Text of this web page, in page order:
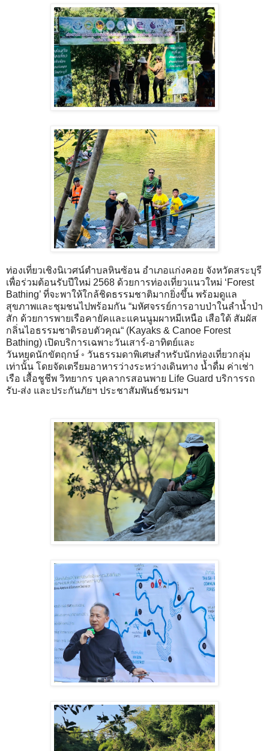
ท่องเที่ยวเชิงนิเวศน์ตำบลหินซ้อน อำเภอแก่งคอย จังหวัดสระบุรี
เพื่อร่วมต้อนรับปีใหม่ 2568 ด้วยการท่องเที่ยวแนวใหม่ ‘Forest
Bathing’ ที่จะพาให้ใกล้ชิดธรรมชาติมากยิ่งขึ้น พร้อมดูแล
สุขภาพและชุมชนไปพร้อมกัน “มหัศจรรย์การอาบป่าในลำน้ำป่า
สัก ด้วยการพายเรือคายัคและแคนนูมผาหมีเหนือ เสือใต้ สัมผัส
กลิ่นไอธรรมชาติรอบตัวคุณ“ (Kayaks & Canoe Forest
Bathing) เปิดบริการเฉพาะวันเสาร์-อาทิตย์และ
วันหยุดนักขัตฤกษ์ ◦ วันธรรมดาพิเศษสำหรับนักท่องเที่ยวกลุ่ม
เท่านั้น โดยจัดเตรียมอาหารว่างระหว่างเดินทาง น้ำดื่ม ค่าเช่า
เรือ เสื้อชูชีพ วิทยากร บุคลากรสอนพาย Life Guard บริการรถ
รับ-ส่ง และประกันภัยฯ ประชาสัมพันธ์ชมรมฯ